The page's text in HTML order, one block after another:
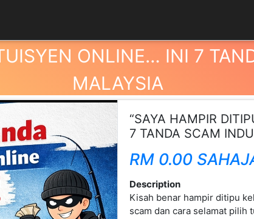
ONLINE… INI 7
MALAYSIA
“SAYA HAMPIR
7 TANDA SCAM
RM 0.00
Description
Kisah benar hampir ditipu
scam dan cara selamat pilih